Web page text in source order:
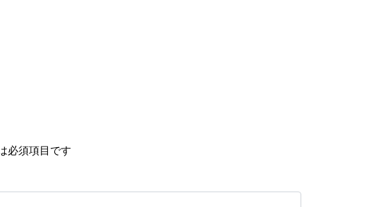
必須項目です